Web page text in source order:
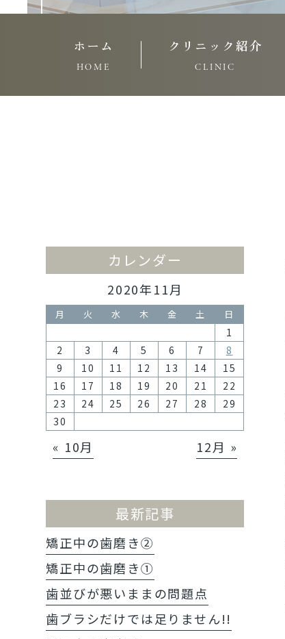
ホーム
HOME
クリニック紹介
CLINIC
カレンダー
2020年11月
月 火 水 木 金 土 日
1
2
3 4 5 6 7
8
9
10 11 12 13 14
15
16
17 18 19 20 21
22
23
24 25 26 27 28
29
30
« 10月 12月 »
最新記事
矯正中の歯磨き②
矯正中の歯磨き①
歯並びが悪いままの問題点
歯ブラシだけでは足りません!!